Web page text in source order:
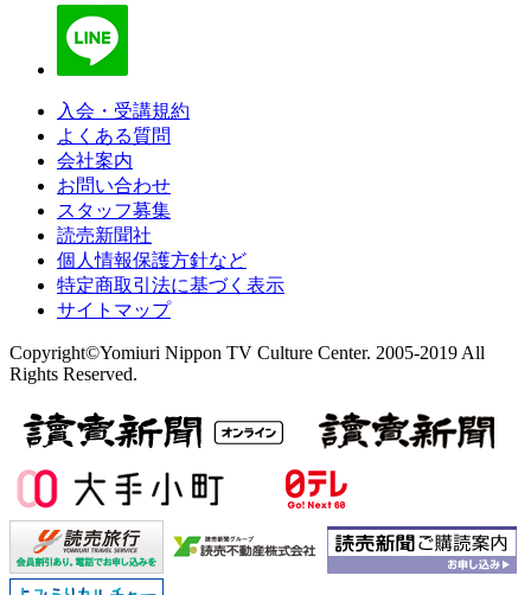
入会・受講規約
よくある質問
会社案内
お問い合わせ
スタッフ募集
読売新聞社
個人情報保護方針など
特定商取引法に基づく表示
サイトマップ
Copyright©Yomiuri Nippon TV Culture Center. 2005-2019 All
Rights Reserved.